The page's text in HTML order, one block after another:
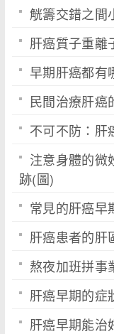
育兒
老人
疾病
觥籌交錯之間
肝癌質子重離
早期肝癌都有
民間治療肝癌
不可不防：肝
注意身體的微
跡(圖)
常見的肝癌早
肝癌患者的肝
熬夜加班拼事
肝癌早期的症
肝癌早期能治